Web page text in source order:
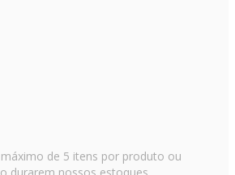
de 5 itens por produto ou